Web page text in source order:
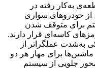
به‌کار رفته در
خودروهای سواری
برای متوقف شدن
کاسه‌ای قرار دارند.
به‌شدت عملگراتر از
برای مهار هر دو
جلویی از سیستم